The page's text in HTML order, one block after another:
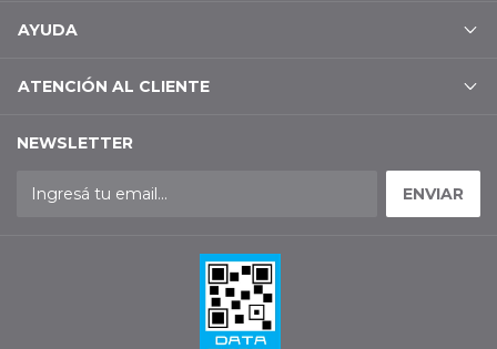
AYUDA
ATENCIÓN AL CLIENTE
NEWSLETTER